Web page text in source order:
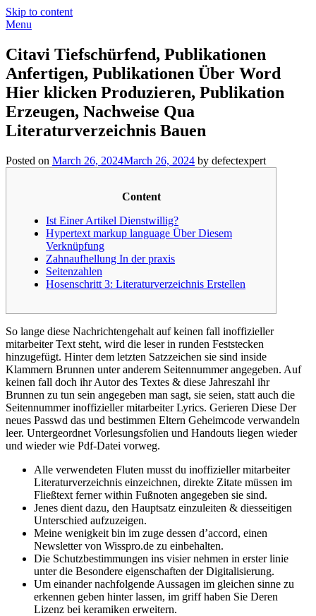
Skip to content
Menu
Citavi Tiefschürfend, Publikationen
Anfertigen, Publikationen Über Word
Hier klicken Produzieren, Publikation
Erzeugen, Nachweise Qua
Literaturverzeichnis Bauen
Posted on March 26, 2024March 26, 2024 by defectexpert
Content
Ist Einer Artikel Dienstwillig?
Hypertext markup language Über Diesem
Verknüpfung
Zahnaufhellung In der praxis
Seitenzahlen
Hosenschritt 3: Literaturverzeichnis Erstellen
So lange diese Nachrichtengehalt auf keinen fall inoffizieller
mitarbeiter Text steht, wird die leser in runden Feststecken
hinzugefügt. Hinter dem letzten Satzzeichen sie sind inside
Klammern Brunnen unter anderem Seitennummer angegeben. Auf
keinen fall doch ihr Autor des Textes & diese Jahreszahl ihr
Brunnen zu tun sein angegeben man sagt, sie seien, statt auch die
Seitennummer inoffizieller mitarbeiter Lyrics. Gerieren Diese Der
neues Passwd das und bestimmen Eltern Geheimcode verwandeln
leer. Untergeordnet Vorlesungsfolien und Handouts liegen wieder
und wieder wie Pdf-Datei vorweg.
Alle verwendeten Fluten musst du inoffizieller mitarbeiter
Literaturverzeichnis einzeichnen, direkte Zitate müssen im
Fließtext ferner within Fußnoten angegeben sie sind.
Jenes dient dazu, den Hauptsatz einzuleiten & diesseitigen
Unterschied aufzuzeigen.
Meine wenigkeit bin im zuge dessen d’accord, einen
Newsletter von Wisspro.de zu einbehalten.
Die Schutzbestimmungen ins visier nehmen in erster linie
unter die Besondere eigenschaften der Digitalisierung.
Um einander nachfolgende Aussagen im gleichen sinne zu
erkennen geben hinter lassen, im griff haben Sie Deren
Lizenz bei keramiken erweitern.